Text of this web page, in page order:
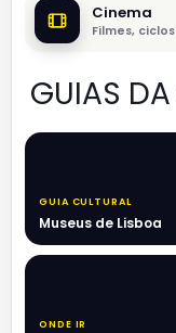
Cinema
Filmes,
GUIAS
GUIA CULTURAL
Museus de Lisboa
ONDE IR